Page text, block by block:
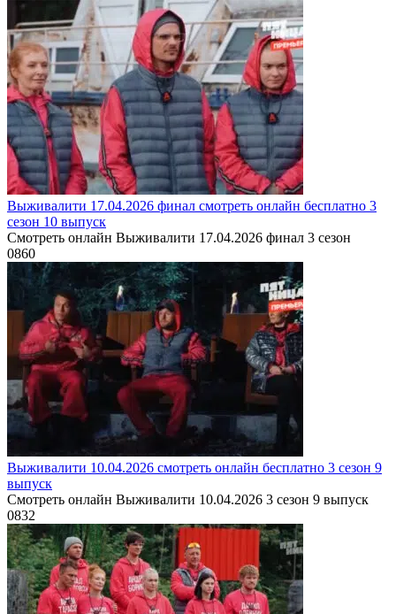
Выживалити 17.04.2026 финал смотреть онлайн бесплатно 3
сезон 10 выпуск
Смотреть онлайн Выживалити 17.04.2026 финал 3 сезон
0860
Выживалити 10.04.2026 смотреть онлайн бесплатно 3 сезон 9
выпуск
Смотреть онлайн Выживалити 10.04.2026 3 сезон 9 выпуск
0832